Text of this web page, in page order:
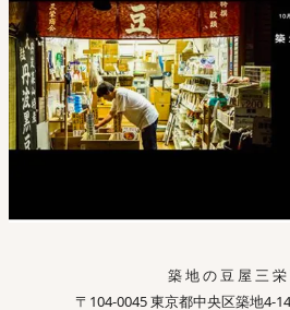
築 地 の 豆 屋 三 栄
〒104-0045 東京都中央区築地4-